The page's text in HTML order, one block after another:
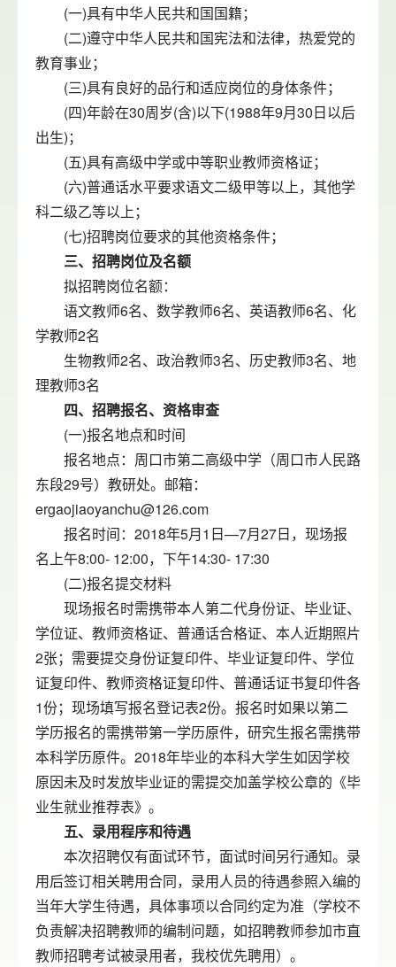
(一)具有中华人民共和国国籍；
(二)遵守中华人民共和国宪法和法律，热爱党的
教育事业；
(三)具有良好的品行和适应岗位的身体条件；
(四)年龄在30周岁(含)以下(1988年9月30日以后
出生)；
(五)具有高级中学或中等职业教师资格证；
(六)普通话水平要求语文二级甲等以上，其他学
科二级乙等以上；
(七)招聘岗位要求的其他资格条件；
三、招聘岗位及名额
拟招聘岗位名额：
语文教师6名、数学教师6名、英语教师6名、化
学教师2名
生物教师2名、政治教师3名、历史教师3名、地
理教师3名
四、招聘报名、资格审查
(一)报名地点和时间
报名地点：周口市第二高级中学（周口市人民路
东段29号）教研处。邮箱：
ergaojiaoyanchu@126.com
报名时间：2018年5月1日—7月27日，现场报
名上午8:00- 12:00，下午14:30- 17:30
(二)报名提交材料
现场报名时需携带本人第二代身份证、毕业证、
学位证、教师资格证、普通话合格证、本人近期照片
2张；需要提交身份证复印件、毕业证复印件、学位
证复印件、教师资格证复印件、普通话证书复印件各
1份；现场填写报名登记表2份。报名时如果以第二
学历报名的需携带第一学历原件，研究生报名需携带
本科学历原件。2018年毕业的本科大学生如因学校
原因未及时发放毕业证的需提交加盖学校公章的《毕
业生就业推荐表》。
五、录用程序和待遇
本次招聘仅有面试环节，面试时间另行通知。录
用后签订相关聘用合同，录用人员的待遇参照入编的
当年大学生待遇，具体事项以合同约定为准（学校不
负责解决招聘教师的编制问题，如招聘教师参加市直
教师招聘考试被录用者，我校优先聘用）。